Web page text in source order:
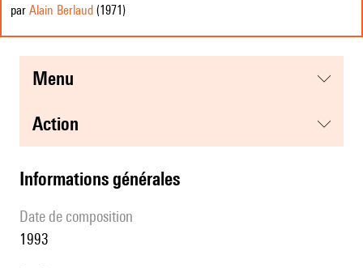
par Alain Berlaud (1971 )
menu
action
informations générales
date de composition
1993